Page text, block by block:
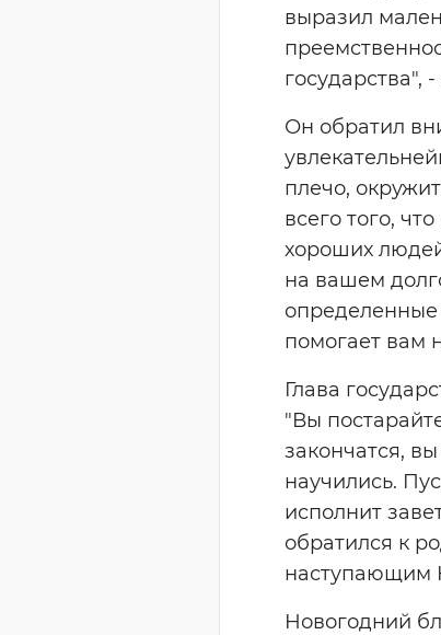
выразил
государства",
Он обратил
плечо,
всего того,
хороших
на вашем
помогает вам
Глава
"Вы
закончатся,
научились.
исполнит
обратился к
наступающим
Новогодний